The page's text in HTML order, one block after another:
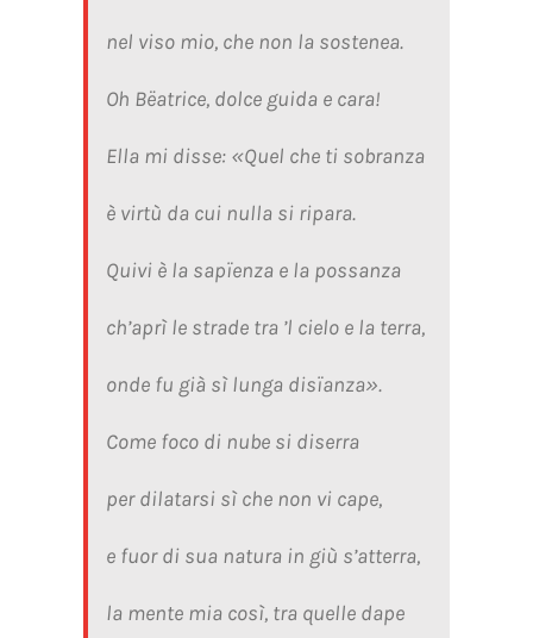
nel viso mio, che non la sostenea.
Oh Bëatrice, dolce guida e cara!
Ella mi disse: «Quel che ti sobranza
è virtù da cui nulla si ripara.
Quivi è la sapïenza e la possanza
ch’aprì le strade tra ’l cielo e la terra,
onde fu già sì lunga disïanza».
Come foco di nube si diserra
per dilatarsi sì che non vi cape,
e fuor di sua natura in giù s’atterra,
la mente mia così, tra quelle dape